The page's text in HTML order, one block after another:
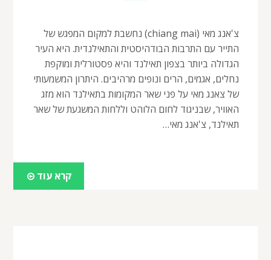
צ'אנג מאי (chiang mai) נחשבת למקום המפגש של
התייר עם התרבות הבודהיסטית והתאילנדית. היא העיר
הגדולה ביותר בצפון תאילנד והיא פסטורלית ומוקפת
נחלים, אגמים, הרים ונופים מרהיבים. היתרון המשמעותי
של צאנג מאי על פני שאר המקומות בתאילנד הוא מזג
האוויר, שבניגוד לחום הלוהט וללחות המשגעת של שאר
תאילנד, צ'אנג מאי…
קרא עוד